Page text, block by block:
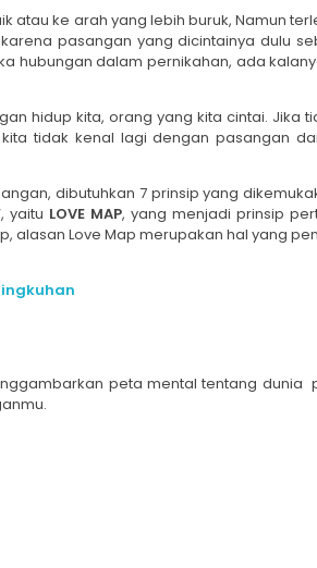
atau ke arah yang lebih buruk, Namun
pasangan yang dicintainya dulu
hubungan dalam pernikahan, ada
hidup kita, orang yang kita cintai. Jika
tidak kenal lagi dengan pasangan
dibutuhkan 7 prinsip yang
yaitu LOVE MAP, yang menjadi prinsip
Love Map merupakan hal yang
peta mental tentang dunia